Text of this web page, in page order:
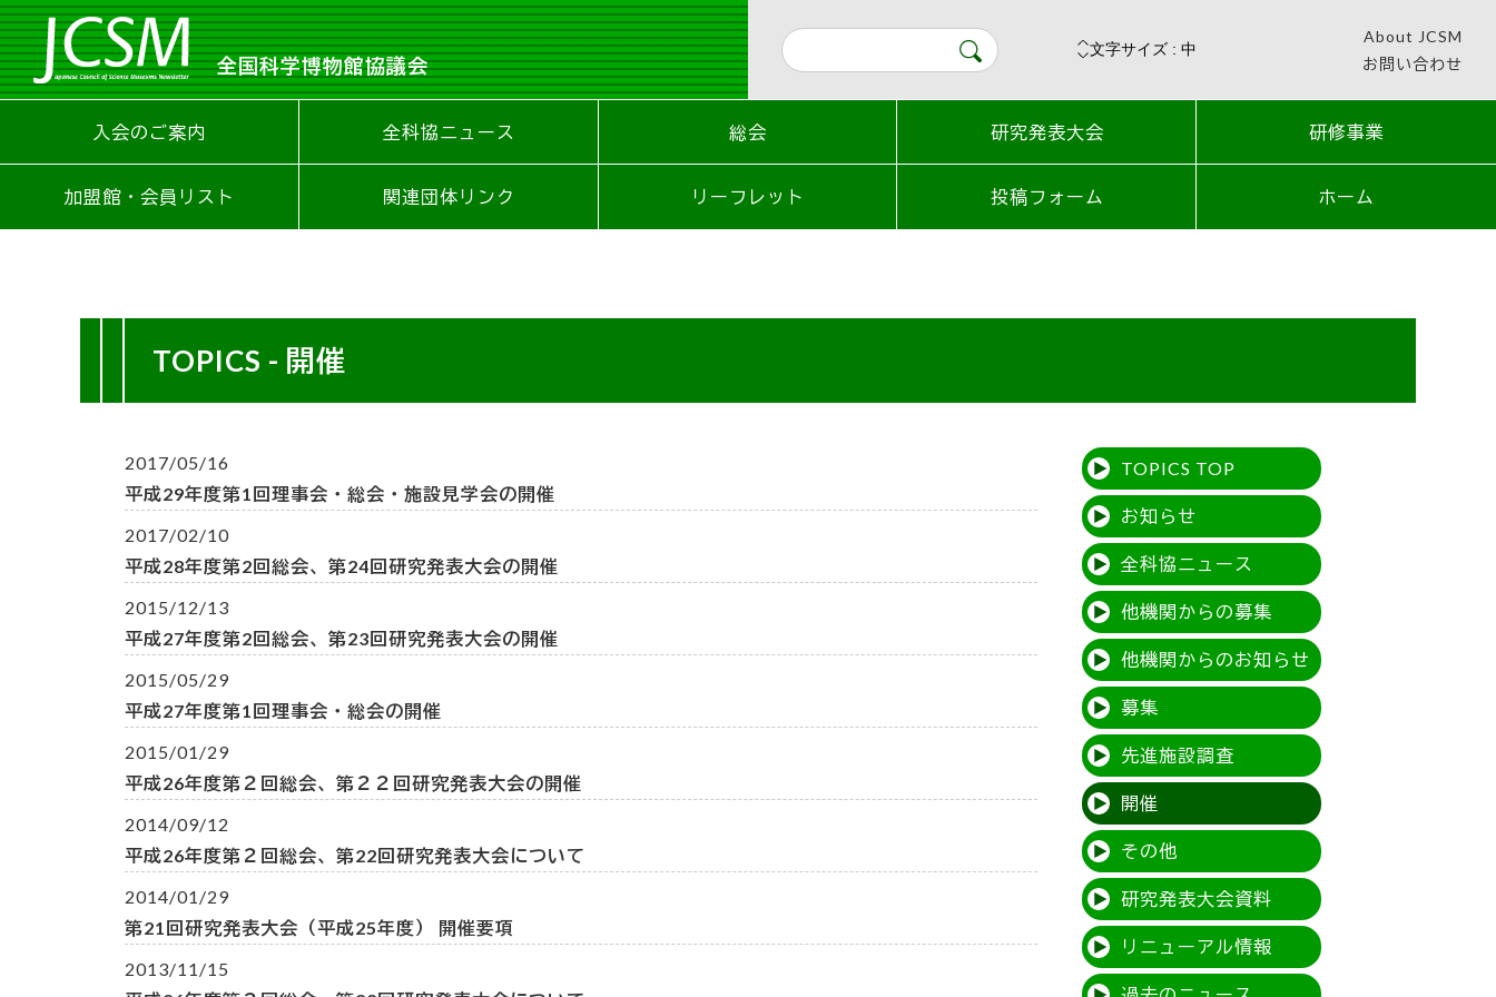
全国科学博物館協議会
About JCSM
お問い合わせ
入会のご案内 全科協ニュース 総会 研究発表大会 研修事業
加盟館・会員リスト 関連団体リンク リーフレット 投稿フォーム ホーム
TOPICS - 開催
2017/05/16
平成29年度第1回理事会・総会・施設見学会の開催
2017/02/10
平成28年度第2回総会、第24回研究発表大会の開催
2015/12/13
平成27年度第2回総会、第23回研究発表大会の開催
2015/05/29
平成27年度第1回理事会・総会の開催
2015/01/29
平成26年度第２回総会、第２２回研究発表大会の開催
2014/09/12
平成26年度第２回総会、第22回研究発表大会について
2014/01/29
第21回研究発表大会（平成25年度） 開催要項
2013/11/15
TOPICS TOP
お知らせ
全科協ニュース
他機関からの募集
他機関からのお知らせ
募集
先進施設調査
開催
その他
研究発表大会資料
リニューアル情報